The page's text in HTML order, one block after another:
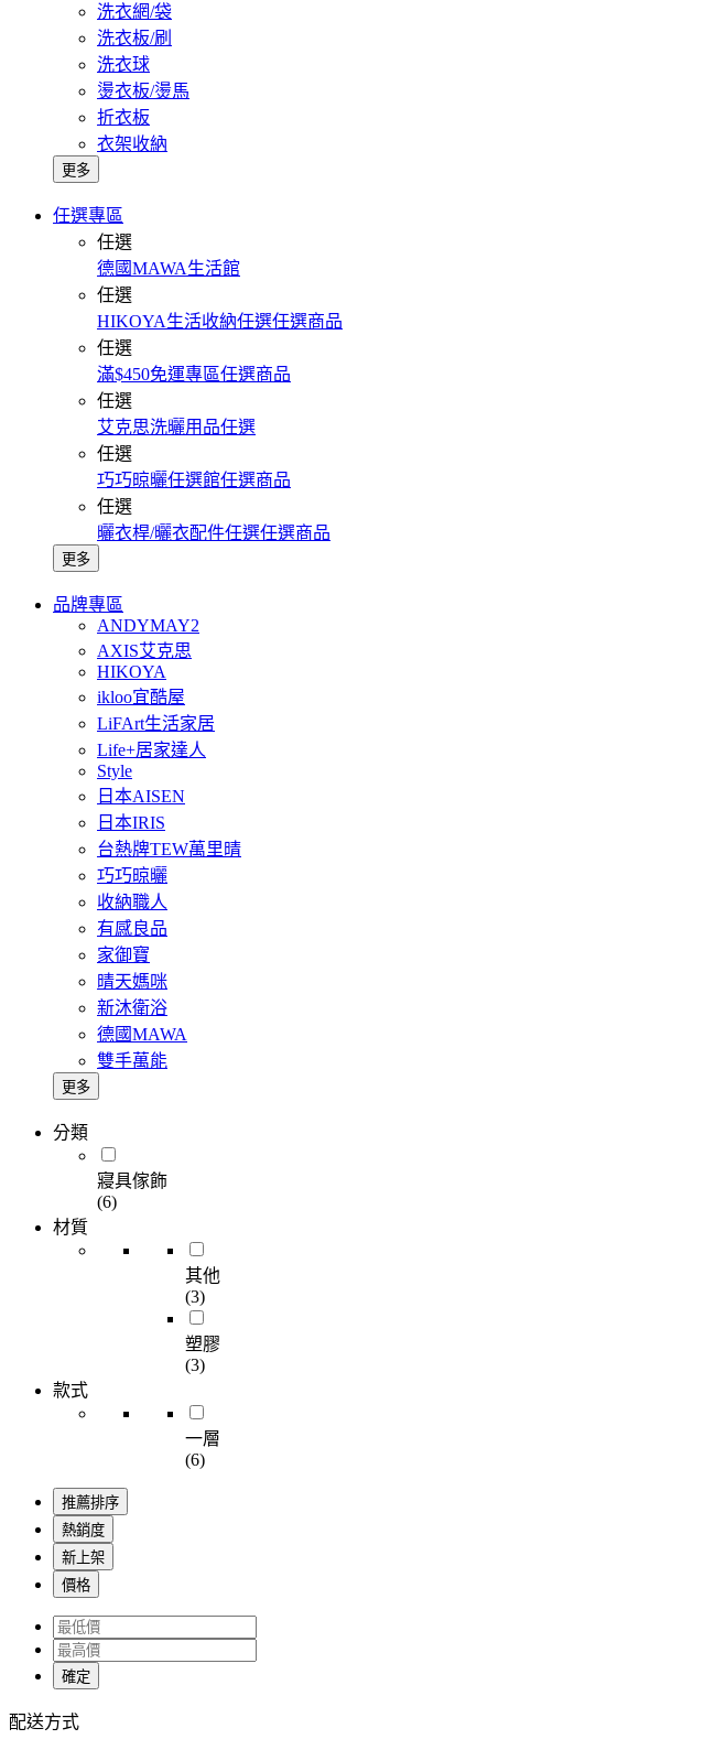
洗衣網/袋
洗衣板/刷
洗衣球
燙衣板/燙馬
折衣板
衣架收納
更多
任選專區
任選
德國MAWA生活館
任選
HIKOYA生活收納任選任選商品
任選
滿$450免運專區任選商品
任選
艾克思洗曬用品任選
任選
巧巧晾曬任選館任選商品
任選
曬衣桿/曬衣配件任選任選商品
更多
品牌專區
ANDYMAY2
AXIS艾克思
HIKOYA
ikloo宜酷屋
LiFArt生活家居
Life+居家達人
Style
日本AISEN
日本IRIS
台熱牌TEW萬里晴
巧巧晾曬
收納職人
有感良品
家御寶
晴天媽咪
新沐衛浴
德國MAWA
雙手萬能
更多
分類
寢具傢飾
(6)
材質
其他
(3)
塑膠
(3)
款式
一層
(6)
推薦排序
熱銷度
新上架
價格
確定
配送方式